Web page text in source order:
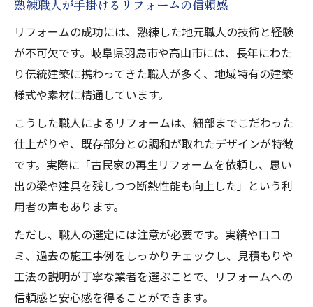
熟練職人が手掛けるリフォームの信頼感
リフォームの成功には、熟練した地元職人の技術と経験
が不可欠です。岐阜県羽島市や高山市には、長年にわた
り伝統建築に携わってきた職人が多く、地域特有の建築
様式や素材に精通しています。
こうした職人によるリフォームは、細部までこだわった
仕上がりや、既存部分との調和が取れたデザインが特徴
です。実際に「古民家の再生リフォームを依頼し、思い
出の梁や建具を残しつつ断熱性能も向上した」という利
用者の声もあります。
ただし、職人の選定には注意が必要です。実績や口コ
ミ、過去の施工事例をしっかりチェックし、見積もりや
工法の説明が丁寧な業者を選ぶことで、リフォームへの
信頼感と安心感を得ることができます。